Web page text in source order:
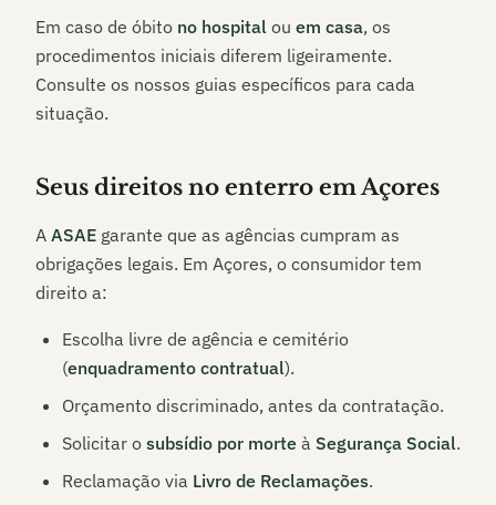
Em caso de óbito no hospital ou em casa, os
procedimentos iniciais diferem ligeiramente.
Consulte os nossos guias específicos para cada
situação.
Seus direitos no enterro emAçores
A ASAE garante que as agências cumpram as
obrigações legais. Em Açores, o consumidor tem
direito a:
Escolha livre de agência e cemitério
(enquadramento contratual).
Orçamento discriminado, antes da contratação.
Solicitar o subsídio por morte à Segurança Social.
Reclamação via Livro de Reclamações.